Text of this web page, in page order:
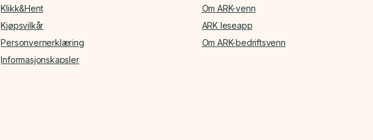
Klikk&Hent
Kjøpsvilkår
Personvernerklæring
Informasjonskapsler
Om ARK-venn
ARK leseapp
Om ARK-bedriftsvenn